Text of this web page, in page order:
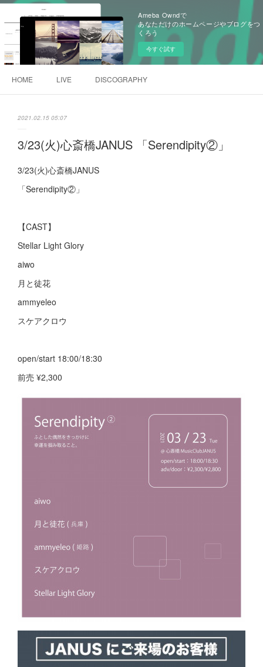
Ameba Owndで
あなただけのホームページやブログをつ
くろう
今すぐ試す
HOME LIVE DISCOGRAPHY
2021.02.15 05:07
3/23(火)心斎橋JANUS 「Serendipity②」
3/23(火)心斎橋JANUS
「Serendipity②」
【CAST】
Stellar Light Glory
aiwo
月と徒花
ammyeleo
スケアクロウ
open/start 18:00/18:30
前売 ¥2,300